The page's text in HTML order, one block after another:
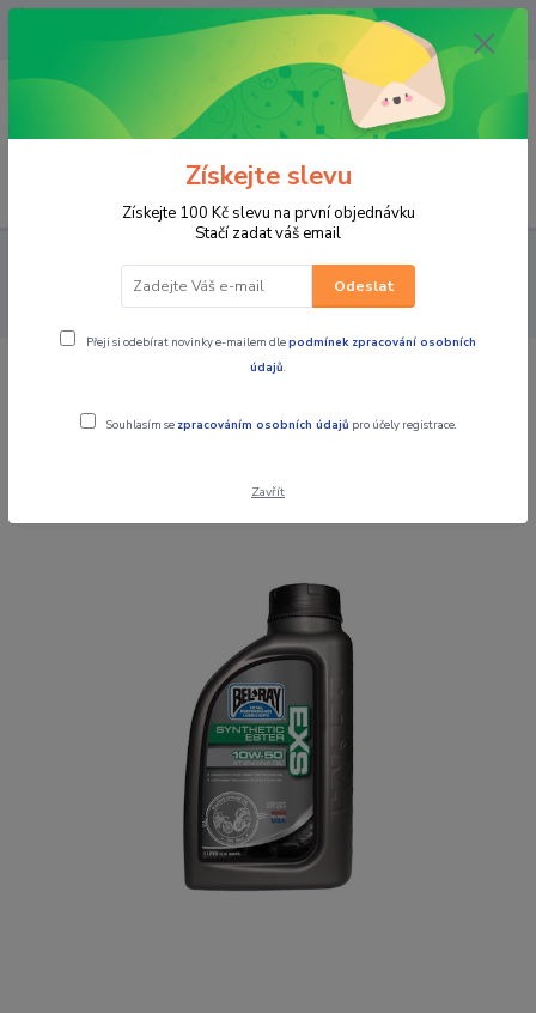
OPAVA 733537099/HLUČÍN
734541648/OLOMOUC 734593593
0,00 CZK
PRO STROJE OLEJE / KAPALINY / MAZIVA
4-taktní
Bel-Ray EXS Full Synthetic Ester 4T Engine Oil 10W-
Engine Oil 10W-50
Získejte slevu
Získejte 100 Kč slevu na první objednávku
Stačí zadat váš email
Odeslat
Přeji si odebírat novinky e-mailem dlepodmínek zpracování osobních
údajů.
Souhlasím se zpracováním osobních údajů pro účely registrace.
Zavřít